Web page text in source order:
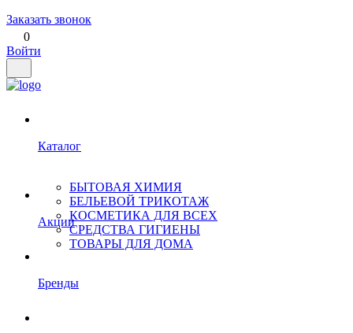
Заказать звонок
0
Войти
Каталог
БЫТОВАЯ ХИМИЯ
БЕЛЬЕВОЙ ТРИКОТАЖ
КОСМЕТИКА ДЛЯ ВСЕХ
СРЕДСТВА ГИГИЕНЫ
ТОВАРЫ ДЛЯ ДОМА
Акции
Бренды